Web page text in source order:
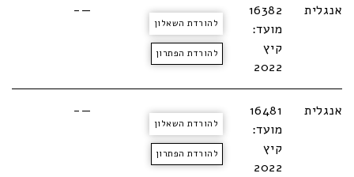
אנגלית
16382
מועד:
קיץ
2022
להורדת השאלון
להורדת הפתרון
—-
אנגלית
16481
מועד:
קיץ
2022
להורדת השאלון
להורדת הפתרון
—-